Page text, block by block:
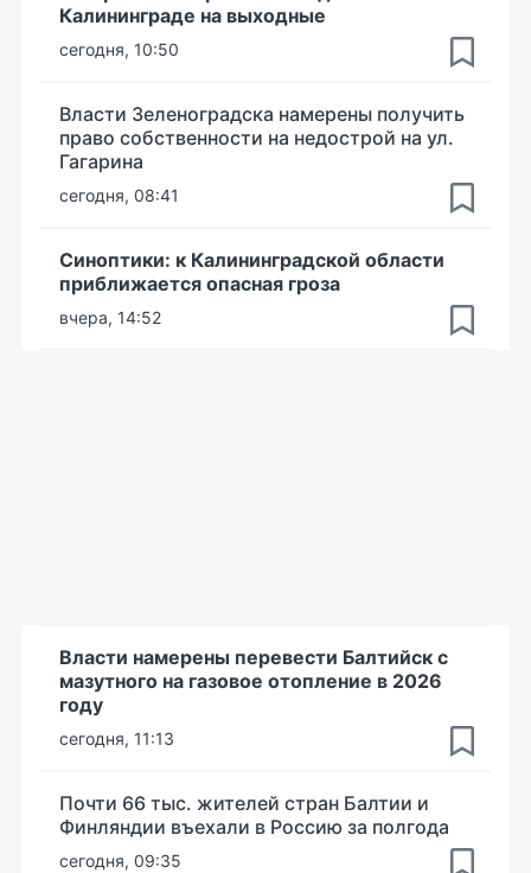
Калининграде на выходные
сегодня, 10:50
Власти Зеленоградска намерены получить
право собственности на недострой на ул.
Гагарина
сегодня, 08:41
Синоптики: к Калининградской области
приближается опасная гроза
вчера, 14:52
Власти намерены перевести Балтийск с
мазутного на газовое отопление в 2026
году
сегодня, 11:13
Почти 66 тыс. жителей стран Балтии и
Финляндии въехали в Россию за полгода
сегодня, 09:35